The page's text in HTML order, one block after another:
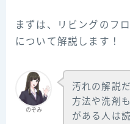
まずは、リビングのフ
について解説します！
のぞみ
汚れの解説
方法や洗剤
がある人は